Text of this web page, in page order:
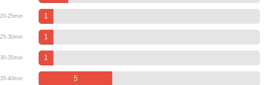
20-25min 1
25-30min 1
30-35min 1
35-40min 5